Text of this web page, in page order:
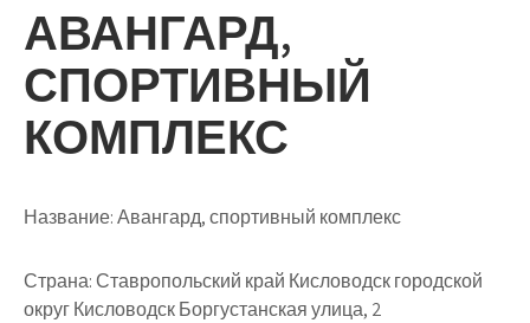
АВАНГАРД,
СПОРТИВНЫЙ
КОМПЛЕКС
Название:Авангард, спортивный комплекс
Страна:Ставропольский край Кисловодск городской
округ Кисловодск Боргустанская улица, 2